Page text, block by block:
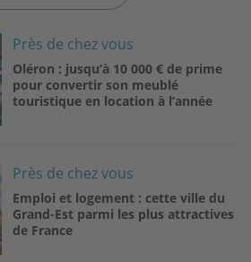
Près de chez vous
Oléron : jusqu’à 10 000 € de prime
pour convertir son meublé
touristique en location à l’année
Près de chez vous
Emploi et logement : cette ville du
Grand-Est parmi les plus attractives
de France